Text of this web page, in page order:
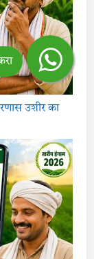
उशीर का